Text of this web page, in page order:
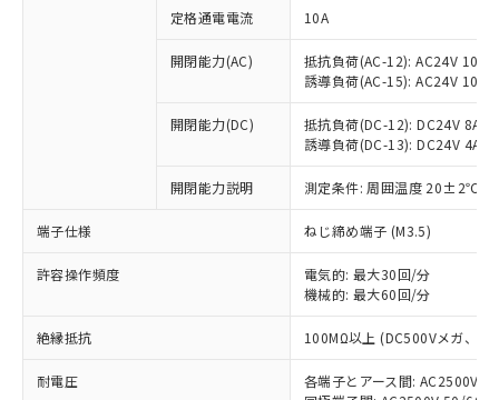
定格通電電流 10A
開閉能力(AC)
抵抗負荷(AC-12): AC24V 10A/
誘導負荷(AC-15): AC24V
開閉能力(DC)
抵抗負荷(DC-12): DC24V 8A/
誘導負荷(DC-13): DC24V 4A/
開閉能力説明 測定条件: 周囲温度 20±2℃、
端子仕様 ねじ締め端子 (M3.5)
許容操作頻度
電気的: 最大30回/分
機械的: 最大60回/分
絶縁抵抗 100MΩ以上 (DC500Vメガ、点
耐電圧
各端子とアース間: AC2500V
ご利用条件
以下の条件をお読みいただき、同意のうえ
本サービスは、当社制御機器事業取扱
商品の当社在庫状況および標準価格
(税抜)を提供させていただくもので
当社制御機器事業取扱商品の中には、
本サービスの対象外となる商品もある
ことをご了承ください。
対応済み：EU RoHS指令（10物質）の
非含有に対応した製品が提供可能な商品で
対応予定：EU RoHS指令（10物質）の非含
有に対応した製品に切り替える予定のある
対応予定なし：EU RoHS指令（10物質）の
非含有に非対応の商品で、対応品を出す予
調査・確認中：EU RoHS指令（10物質）の
非含有の対応状況を調査中または確認中の
商品です。
非該当品：ライセンス料など無形物で、有
害物質有無と関係のない商品です。
仕入先様の事情により、非含有部品として
いたものが、含有品と判明した場合などや
「○」：最大均質材料含有率が中国RoHSの
「×」：最大均質材料含有率が中国RoHSの
基準値を超えていることを示します。
当社は、これら貴社製品のうち、外国